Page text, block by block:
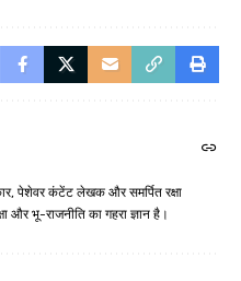
पेशेवर कंटेंट लेखक और समर्पित रक्षा
और भू-राजनीति का गहरा ज्ञान है।